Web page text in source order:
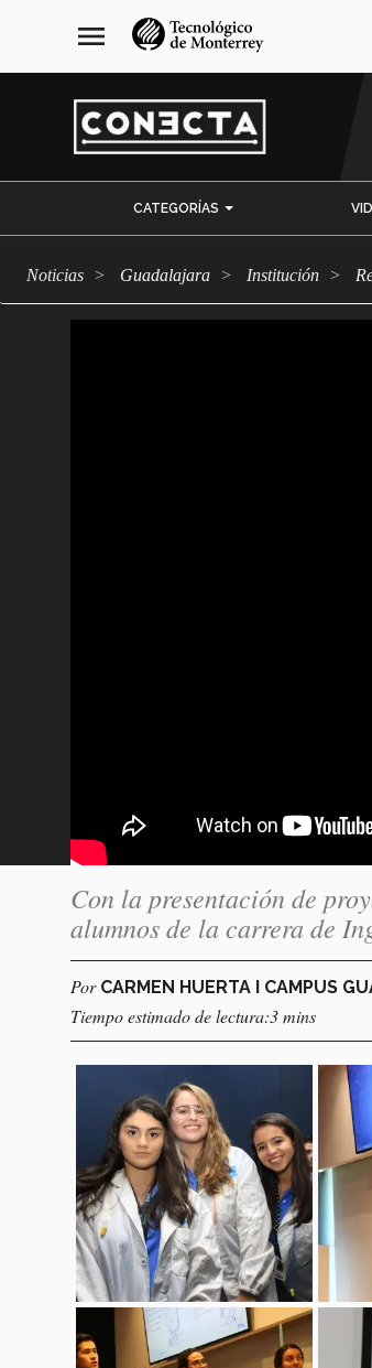
navegación
principal
menu
CATEGORÍAS
Noticias Guadalajara Institución
Con la presentación de
alumnos de la carrera de
Por CARMEN HUERTA I CAMPUS
Tiempo estimado de lectura:3 mins